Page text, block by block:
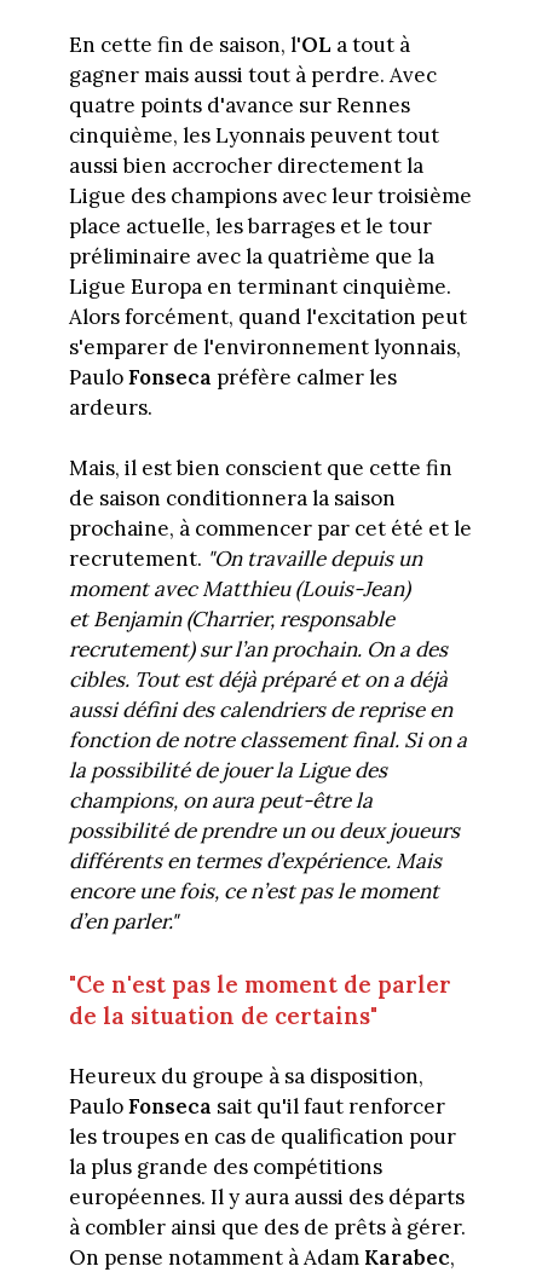
En cette fin de saison, l'OL a tout à
gagner mais aussi tout à perdre. Avec
quatre points d'avance sur Rennes
cinquième, les Lyonnais peuvent tout
aussi bien accrocher directement la
Ligue des champions avec leur troisième
place actuelle, les barrages et le tour
préliminaire avec la quatrième que la
Ligue Europa en terminant cinquième.
Alors forcément, quand l'excitation peut
s'emparer de l'environnement lyonnais,
PauloFonseca préfère calmer les
ardeurs.
Mais, il est bien conscient que cette fin
de saison conditionnera la saison
prochaine, à commencer par cet été et le
recrutement. "On travaille depuis un
moment avec Matthieu (Louis-Jean)
et Benjamin (Charrier, responsable
recrutement) sur l’an prochain. On a des
cibles. Tout est déjà préparé et on a déjà
aussi défini des calendriers de reprise en
fonction de notre classement final. Si on a
la possibilité de jouer la Ligue des
champions, on aura peut-être la
possibilité de prendre un ou deux joueurs
différents en termes d’expérience. Mais
encore une fois, ce n’est pas le moment
d’en parler."
"Ce n'est pas le moment de parler
de la situation de certains"
Heureux du groupe à sa disposition,
PauloFonseca sait qu'il faut renforcer
les troupes en cas de qualification pour
la plus grande des compétitions
européennes. Il y aura aussi des départs
à combler ainsi que des de prêts à gérer.
On pense notamment à Adam Karabec,